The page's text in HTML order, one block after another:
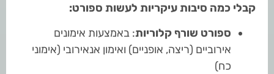
קבלי כמה סיבות עיקריות לעשות ספורט:
ספורט שורף קלוריות: באמצעות אימונים
אירוביים (ריצה, אופניים) ואימון אנאירובי (אימוני
כח)